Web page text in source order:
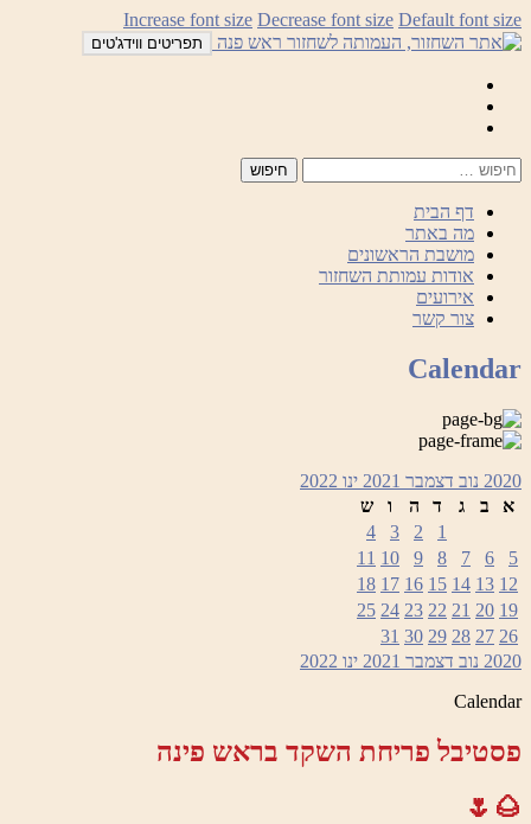
לדלג
לתוכן
Increase font size Decrease font size Default font size
תפריטים ווידג'טים
דף הבית
מה באתר
מושבת הראשונים
אודות עמותת השחזור
אירועים
צור קשר
Calendar
2020 נוב דצמבר 2021 ינו 2022
א
ב ג ד ה ו
ש
1
2
3
4
5
6
7
8
9
10
11
12
13
14
15
16
17
18
19
20
21
22
23
24
25
26
27
28
29
30
31
2020 נוב דצמבר 2021 ינו 2022
Calendar
פסטיבל פריחת השקד בראש פינה
🌰🌷